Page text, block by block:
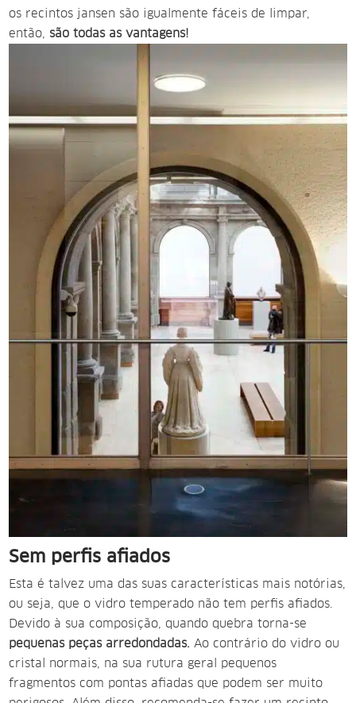
os recintos jansen são igualmente fáceis de limpar,
então, são todas as vantagens!
Sem perfis afiados
Esta é talvez uma das suas características mais notórias,
ou seja, que o vidro temperado não tem perfis afiados.
Devido à sua composição, quando quebra torna-se
pequenas peças arredondadas. Ao contrário do vidro ou
cristal normais, na sua rutura geral
pequenos
fragmentos com pontas afiadas que podem ser muito